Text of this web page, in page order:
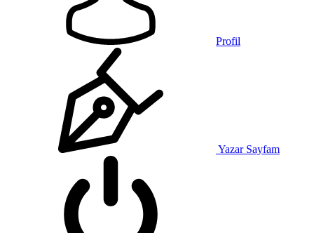
Profil
Yazar Sayfam